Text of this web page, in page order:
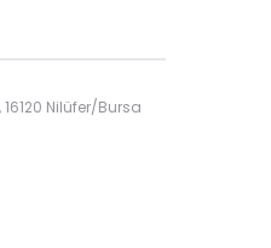
Nilüfer/Bursa